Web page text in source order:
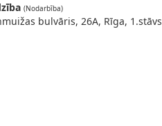
(Nodarbība)
bulvāris, 26A, Rīga, 1.stāvs